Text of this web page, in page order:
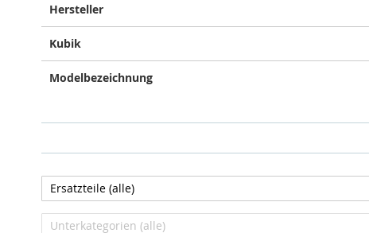
Informationen
Hersteller
Kubik
Modelbezeichnung